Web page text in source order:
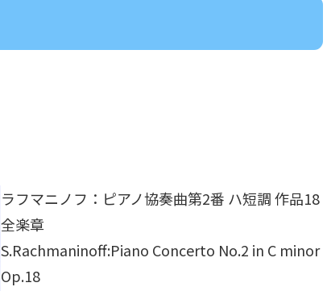
ラフマニノフ：ピアノ協奏曲第2番 ハ短調 作品18
全楽章
S.Rachmaninoff:Piano Concerto No.2 in C minor
Op.18